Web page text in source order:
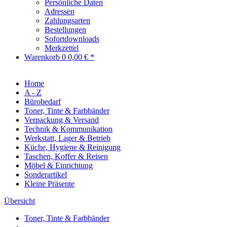
Persönliche Daten
Adressen
Zahlungsarten
Bestellungen
Sofortdownloads
Merkzettel
Warenkorb 0 0,00 € *
Home
A - Z
Bürobedarf
Toner, Tinte & Farbbänder
Verpackung & Versand
Technik & Kommunikation
Werkstatt, Lager & Betrieb
Küche, Hygiene & Reinigung
Taschen, Koffer & Reisen
Möbel & Einrichtung
Sonderartikel
Kleine Präsente
Übersicht
Toner, Tinte & Farbbänder